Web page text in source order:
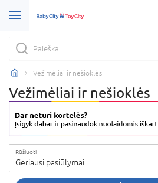
Vežimėliai ir nešioklės
Vežimėliai ir nešioklės
Rūšiuoti
Geriausi pasiūlymai